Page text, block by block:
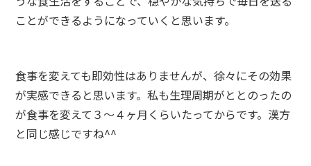
ことができるようになっていくと思います。
食事を変えても即効性はありませんが、徐々にその効果
が実感できると思います。私も生理周期がととのったの
が食事を変えて３～４ヶ月くらいたってからです。漢方
と同じ感じですね^^